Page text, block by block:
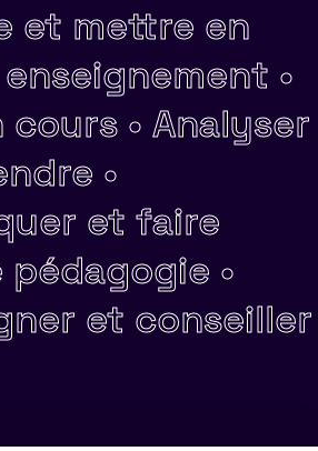
et mettre en
•
• Analyser
•
et faire
•
et conseiller